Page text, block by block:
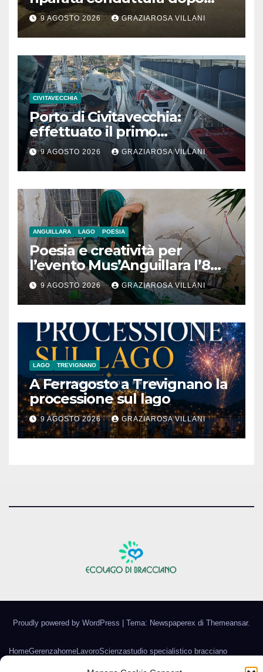
segnalazione IdD
9 AGOSTO 2026 GRAZIAROSA VILLANI
CIVITAVECCHIA
Porto di Civitavecchia:
effettuato il primo
rifornimento di GNL ad una
nave da crociera
9 AGOSTO 2026 GRAZIAROSA VILLANI
ANGUILLARA LAGO POESIA
Poesia e creatività per
l’evento Mus’Anguillara l’8
agosto 2026 al Museo
Contadino
9 AGOSTO 2026 GRAZIAROSA VILLANI
LAGO TREVIGNANO
A Ferragosto a Trevignano la
processione sul lago
9 AGOSTO 2026 GRAZIAROSA VILLANI
Proudly powered by WordPress | Tema: Newspaperex di Themeansar.
HomeGerenzahomeLavoroScienzastudio specialistico bracciano